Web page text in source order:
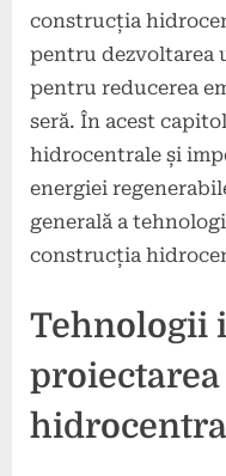
construcția
pentru dezvoltarea
pentru reducerea
seră. În acest
hidrocentrale și
energiei
generală a
construcția
Tehnologii